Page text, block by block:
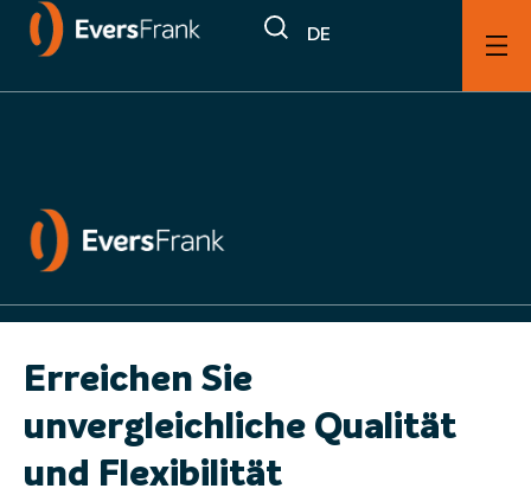
DE
Dienstleistungen
Erreichen Sie
unvergleichliche Qualität
und Flexibilität